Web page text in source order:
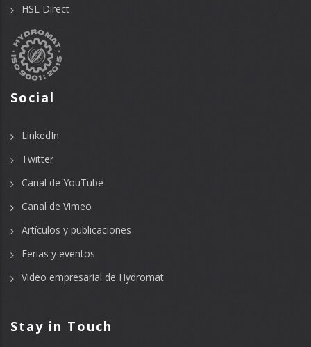
HSL Direct
Social
LinkedIn
Twitter
Canal de YouTube
Canal de Vimeo
Artículos y publicaciones
Ferias y eventos
Video empresarial de Hydromat
Stay in Touch